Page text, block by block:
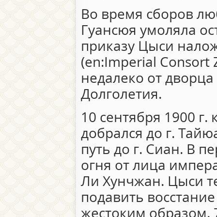
Во время сборов
Гуансюя умоляла
приказу Цыси
(en:Imperial Consort
недалеко от
Долголетия.
10 сентября 1900
добрался до г.
путь до г. Сиан. В
огня от лица
Ли Хунчжан. Цыси
подавить
жестоким образом.